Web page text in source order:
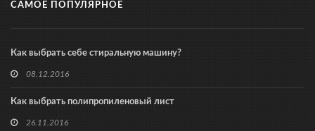
САМОЕ ПОПУЛЯРНОЕ
Как выбрать себе стиральную машину?
08.12.2016
Как выбрать полипропиленовый лист
26.11.2016